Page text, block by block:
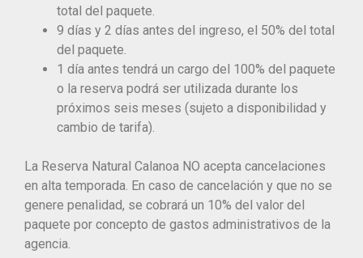
total del paquete.
9 días y 2 días antes del ingreso, el 50% del total
del paquete.
1 día antes tendrá un cargo del 100% del paquete
o la reserva podrá ser utilizada durante los
próximos seis meses (sujeto a disponibilidad y
cambio de tarifa).
La Reserva Natural Calanoa NO acepta cancelaciones
en alta temporada. En caso de cancelación y que no se
genere penalidad, se cobrará un 10% del valor del
paquete por concepto de gastos administrativos de la
agencia.